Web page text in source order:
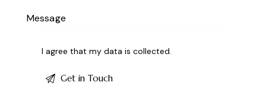
I agree that my data iscollected.